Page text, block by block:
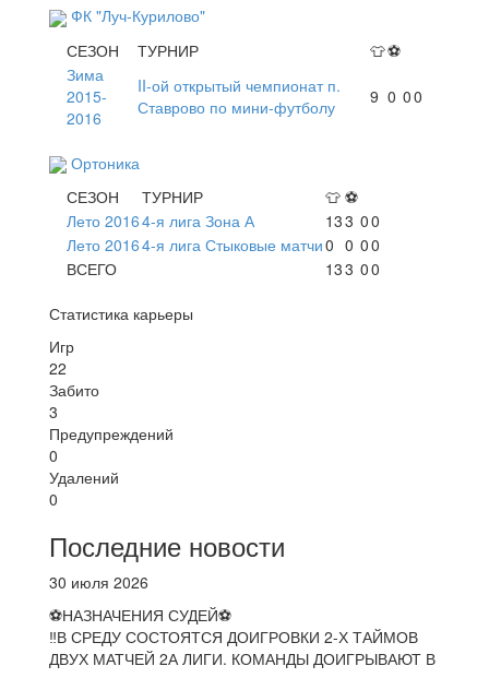
ФК "Луч-Курилово"
СЕЗОН
ТУРНИР 👕⚽
Зима
2015-
2016
II-ой открытый чемпионат п.
Ставрово по мини-футболу
9 0 00
Ортоника
СЕЗОН
ТУРНИР 👕 ⚽
Лето 20164-я лига Зона А 133 00
Лето 20164-я лига Стыковые матчи0 0 00
ВСЕГО
133 00
Статистика карьеры
Игр
22
Забито
3
Предупреждений
0
Удалений
0
Последние новости
30 июля 2026
⚽НАЗНАЧЕНИЯ СУДЕЙ⚽
‼В СРЕДУ СОСТОЯТСЯ ДОИГРОВКИ 2-Х ТАЙМОВ
ДВУХ МАТЧЕЙ 2А ЛИГИ. КОМАНДЫ ДОИГРЫВАЮТ В